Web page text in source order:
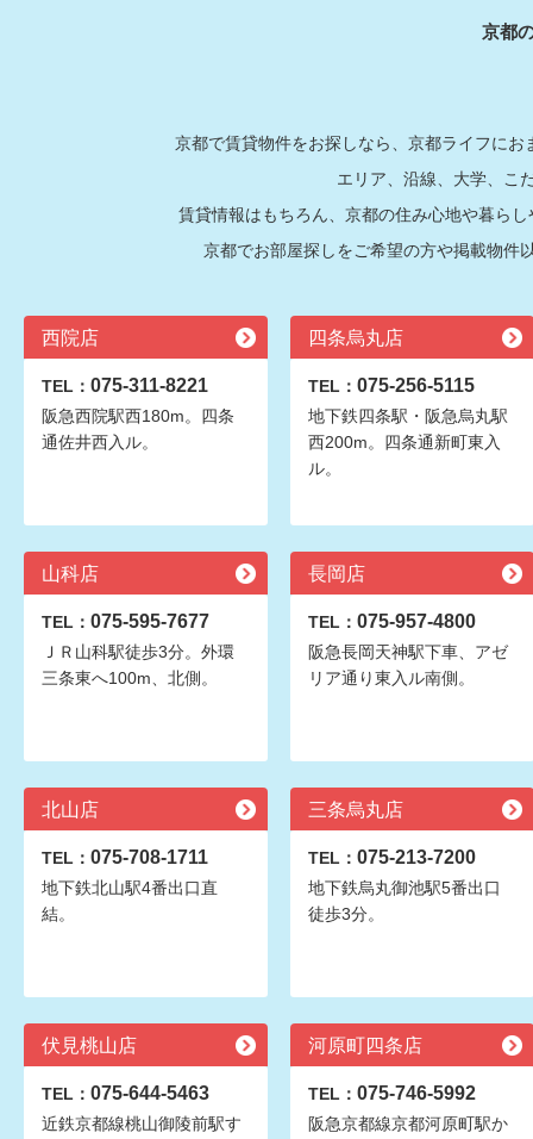
京都
京都で賃貸物件をお探しなら、京都ライフに
エリア、沿線、大学、こ
賃貸情報はもちろん、京都の住み心地や暮ら
京都でお部屋探しをご希望の方や掲載物件
西院店
TEL： 075-311-8221
阪急西院駅西180m。四条
通佐井西入ル。
四条烏丸店
TEL： 075-256-5115
地下鉄四条駅・阪急烏丸駅
西200m。四条通新町東入
ル。
山科店
TEL： 075-595-7677
ＪＲ山科駅徒歩3分。外環
三条東へ100m、北側。
長岡店
TEL： 075-957-4800
阪急長岡天神駅下車、アゼ
リア通り東入ル南側。
北山店
TEL： 075-708-1711
地下鉄北山駅4番出口直
結。
三条烏丸店
TEL： 075-213-7200
地下鉄烏丸御池駅5番出口
徒歩3分。
伏見桃山店
TEL： 075-644-5463
近鉄京都線桃山御陵前駅す
河原町四条店
TEL： 075-746-5992
阪急京都線京都河原町駅か